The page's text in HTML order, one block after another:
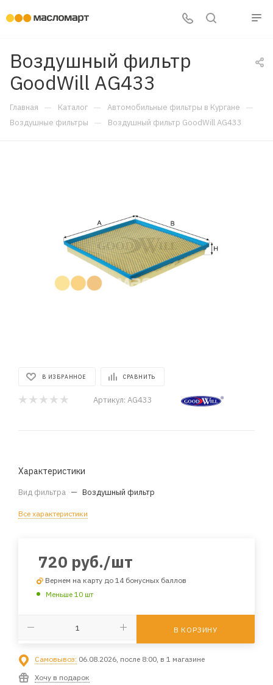
Воздушный фильтр
GoodWill AG433
Главная — Каталог — Автомобильные фильтры в Кургане —
Воздушные фильтры — Воздушный фильтр GoodWill AG433
В ИЗБРАННОЕ СРАВНИТЬ
Артикул: AG433
Характеристики
Вид фильтра — Воздушный фильтр
Все характеристики
720 руб./шт
Вернем на карту до 14 бонусных баллов
Меньше 10 шт
В КОРЗИНУ
Самовывоз: 06.08.2026, после 8:00, в 1 магазине
Хочу в подарок